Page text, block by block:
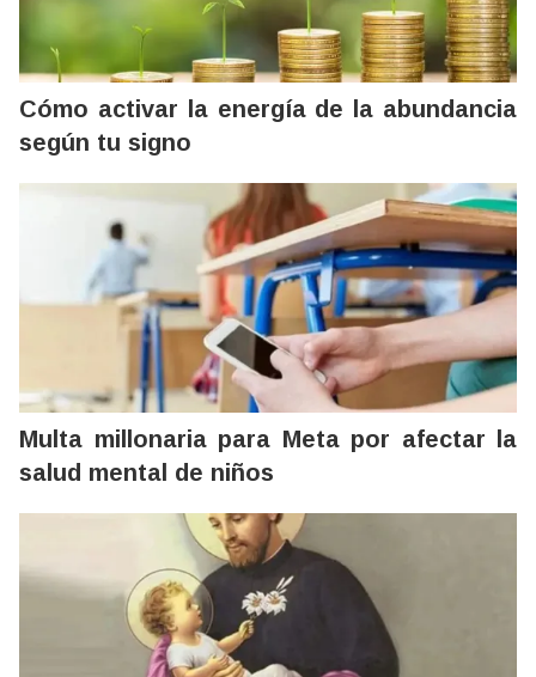
Cómo activar la energía de la abundancia
según tu signo
Multa millonaria para Meta por afectar la
salud mental de niños